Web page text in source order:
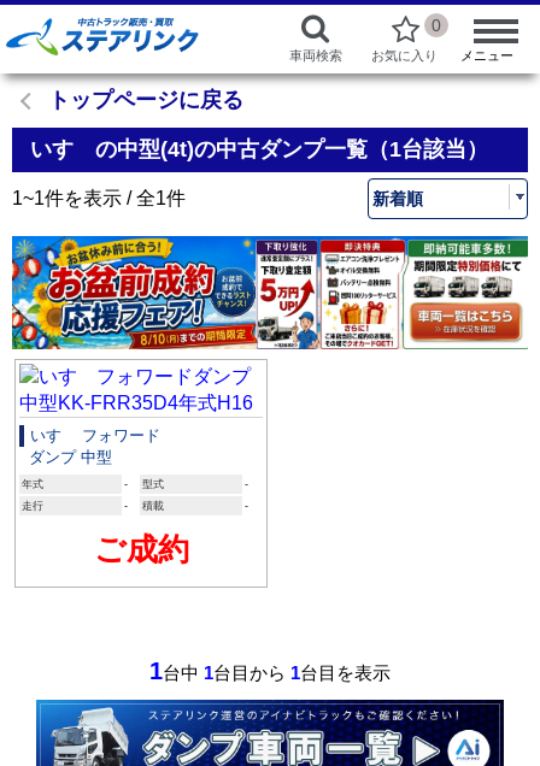
車両検索
0
お気に入り メニュー
トップページに戻る
いすゞの中型(4t)の中古ダンプ一覧（1台該当）
1~1件を表示 / 全1件
いすゞ フォワード
ダンプ 中型
年式 - 型式
-
走行
- 積載 -
ご成約
1台中 1台目から 1台目を表示